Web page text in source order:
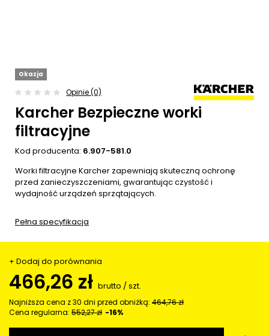
Okazja
Opinie (0)
Karcher Bezpieczne worki
filtracyjne
Kod producenta: 6.907-581.0
Worki filtracyjne Karcher zapewniają skuteczną ochronę
przed zanieczyszczeniami, gwarantując czystość i
wydajność urządzeń sprzątających.
Pełna specyfikacja
+ Dodaj do porównania
466,26 zł brutto /szt.
Najniższa cena z 30 dni przed obniżką: 464,76 zł
Cena regularna: 552,27 zł -16%